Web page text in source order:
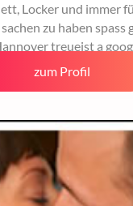
Locker und immer
zu haben spass
treueist a
zum Profil